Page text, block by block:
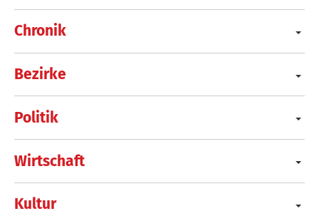
Chronik
Bezirke
Politik
Wirtschaft
Kultur